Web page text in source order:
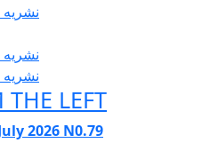
نشریە
نشریە
نشریە
LEFT
2026 N0.79